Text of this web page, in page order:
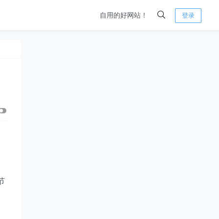
自用的好网站！ 登录